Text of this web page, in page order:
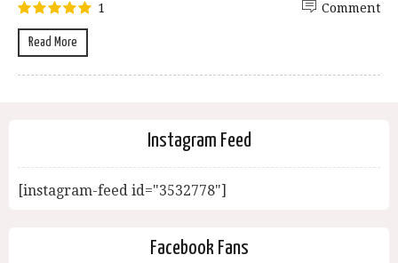
1
Read More
Comment
Instagram Feed
[instagram-feed id="3532778"]
Facebook Fans